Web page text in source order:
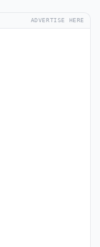
ADVERTISE HERE